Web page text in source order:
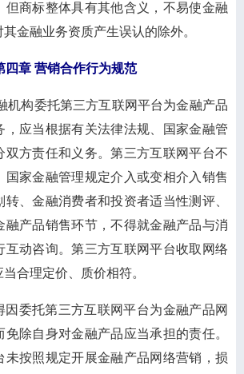
但商标整体具有其他含义，不易使金融
金融业务资质产生误认的除外。
四章 营销合作行为规范
机构委托第三方互联网平台为金融产品
，应当根据有关法律法规、国家金融管
双方责任和义务。第三方互联网平台不
国家金融管理规定介入或变相介入销售
、金融消费者和投资者适当性测评、
融产品销售环节，不得就金融产品与消
互动咨询。第三方互联网平台收取网络
合理定价、质价相符。
因委托第三方互联网平台为金融产品网
除自身对金融产品应当承担的责任。
未按照规定开展金融产品网络营销，损